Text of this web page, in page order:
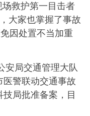
场救护第一目击者
大家也掌握了事故
因处置不当加重
安局交通管理大队
医警联动交通事故
局批准备案，目